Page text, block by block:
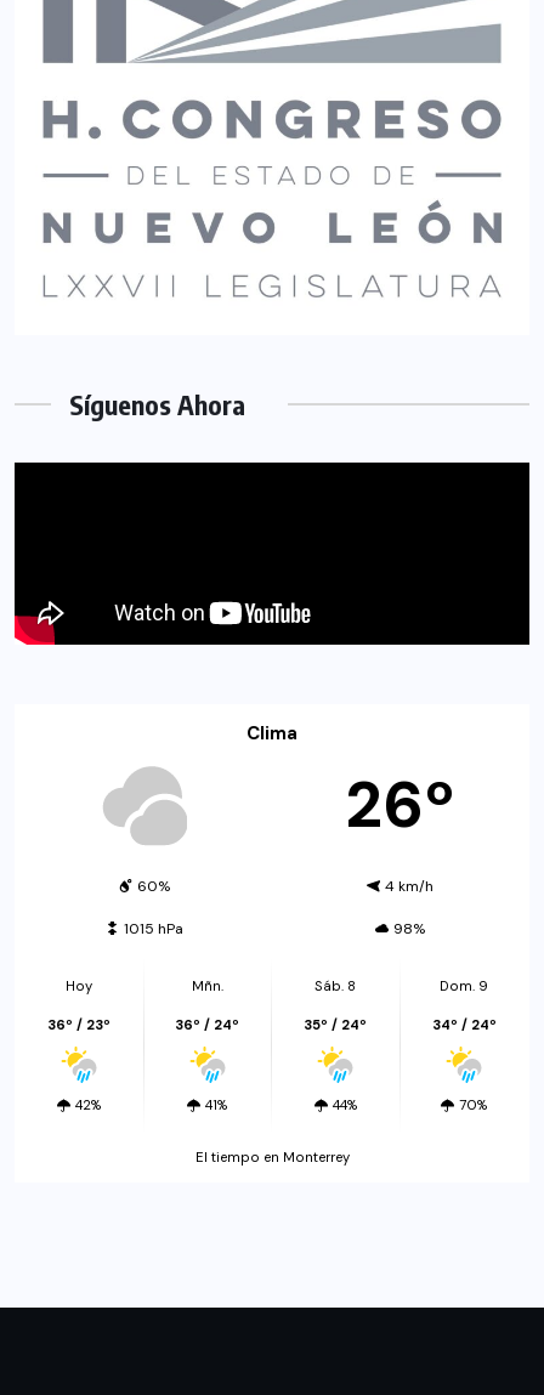
Síguenos Ahora
Clima
26º
60% 4 km/h
1015 hPa 98%
Hoy
36º / 23º
42%
Mñn.
36º / 24º
41%
Sáb. 8
35º / 24º
44%
Dom. 9
34º / 24º
70%
El tiempo en Monterrey